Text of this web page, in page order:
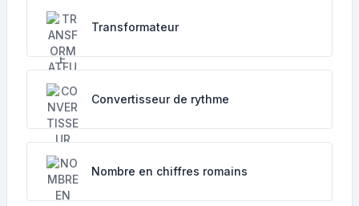
Transformateur
Convertisseur de rythme
Nombre en chiffres romains